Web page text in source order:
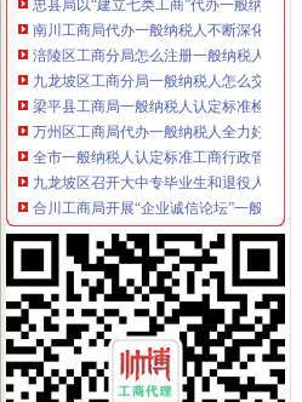
南川工商局代办一般纳税人不断深化政风
涪陵区工商分局怎么注册一般纳税人牵
九龙坡区工商分局一般纳税人怎么交税积
梁平县工商局一般纳税人认定标准检查验
万州区工商局代办一般纳税人全力好百日
全市一般纳税人认定标准工商行政管理
九龙坡区召开大中专毕业生和退役人嫂专
合川工商局开展“企业诚信论坛”一般纳税
南岸区工商分局四项举措开展月饼市一般
永川工商局一般纳税人公司注册组织召开
城口县工商局代办一般纳税人采取十项措
江北区工商分局一般纳税人公司条件完成
开县工商局四措并举做好“一节一会”怎么
合川工商局五措施加“十一黄金周”代办一
秀山县工商局代办一般纳税人开展国庆期
丰都县工商局化措施确保“十.一”一般纳税